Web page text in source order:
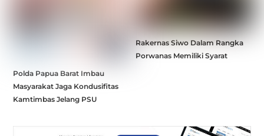
Polda Papua Barat Imbau
Masyarakat Jaga Kondusifitas
Kamtimbas Jelang PSU
Rakernas Siwo Dalam Rangka
Porwanas Memiliki Syarat